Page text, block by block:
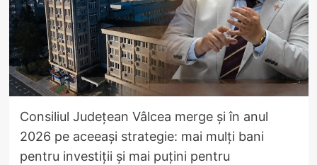
Consiliul Județean Vâlcea merge și în anul
2026 pe aceeași strategie: mai mulți bani
pentru investiții și mai puțini pentru